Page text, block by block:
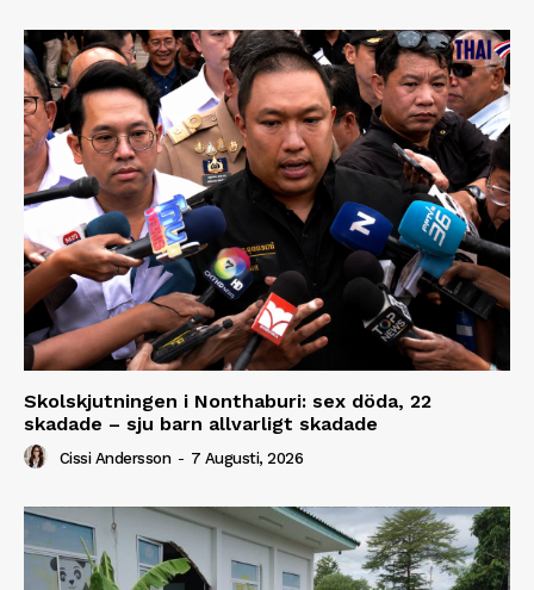
Skolskjutningen i Nonthaburi: sex döda, 22
skadade – sju barn allvarligt skadade
Cissi Andersson - 7 Augusti, 2026